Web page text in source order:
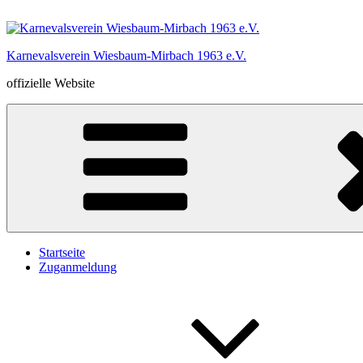
Inhalt
Karnevalsverein Wiesbaum-Mirbach 1963 e.V.
offizielle Website
Startseite
Zuganmeldung